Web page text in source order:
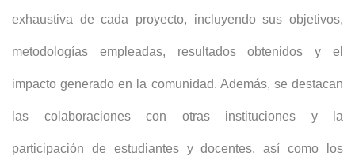
exhaustiva de cada proyecto, incluyendo sus objetivos,
metodologías empleadas, resultados obtenidos y el
impacto generado en la comunidad. Además, se destacan
las colaboraciones con otras instituciones y la
participación de estudiantes y docentes, así como los